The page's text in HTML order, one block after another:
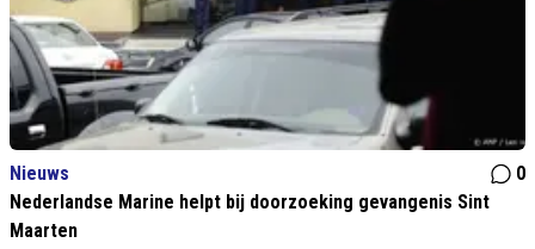
Nieuws
0
Nederlandse Marine helpt bij doorzoeking gevangenis Sint
Maarten